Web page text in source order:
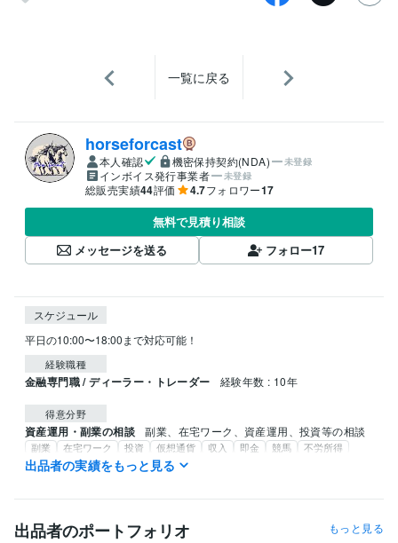
一覧に戻る
horseforcast
本人確認 機密保持契約(NDA) 未登録
インボイス発行事業者 未登録
総販売実績44評価 4.7フォロワー17
無料で見積り相談
メッセージを送る
フォロー17
スケジュール
平日の10:00〜18:00まで対応可能！
経験職種
金融専門職 / ディーラー・トレーダー 経験年数 : 10年
得意分野
資産運用・副業の相談 副業、在宅ワーク、資産運用、投資等の相談
副業 在宅ワーク 投資 仮想通貨 収入 即金 競馬
不労所得
AIソフト
出品者の実績をもっと見る
出品者のポートフォリオ もっと見る